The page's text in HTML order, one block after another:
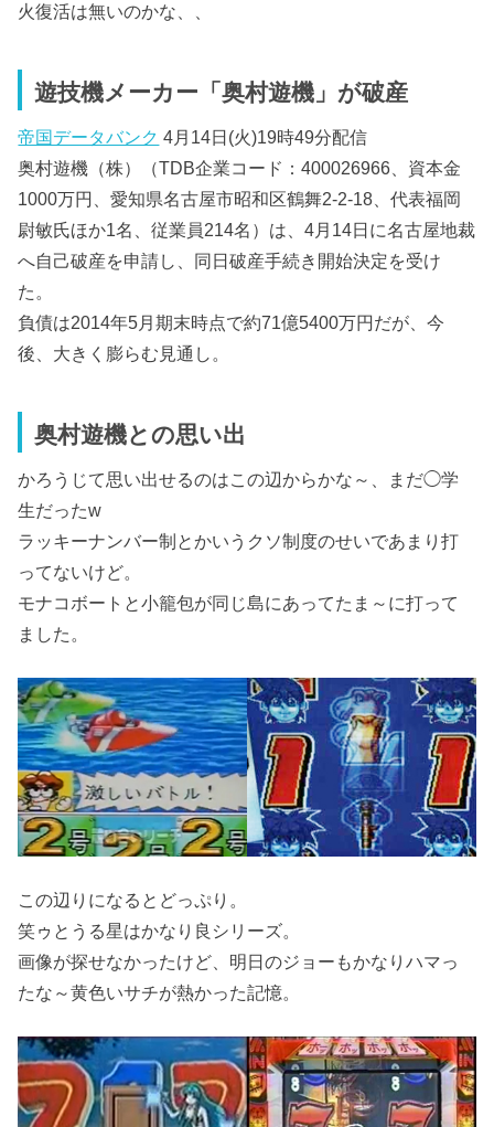
火復活は無いのかな、、
遊技機メーカー「奥村遊機」が破産
帝国データバンク 4月14日(火)19時49分配信
奥村遊機（株）（TDB企業コード：400026966、資本金
1000万円、愛知県名古屋市昭和区鶴舞2-2-18、代表福岡
尉敏氏ほか1名、従業員214名）は、4月14日に名古屋地裁
へ自己破産を申請し、同日破産手続き開始決定を受け
た。
負債は2014年5月期末時点で約71億5400万円だが、今
後、大きく膨らむ見通し。
奥村遊機との思い出
かろうじて思い出せるのはこの辺からかな～、まだ◯学
生だったw
ラッキーナンバー制とかいうクソ制度のせいであまり打
ってないけど。
モナコボートと小籠包が同じ島にあってたま～に打って
ました。
この辺りになるとどっぷり。
笑ゥとうる星はかなり良シリーズ。
画像が探せなかったけど、明日のジョーもかなりハマっ
たな～黄色いサチが熱かった記憶。